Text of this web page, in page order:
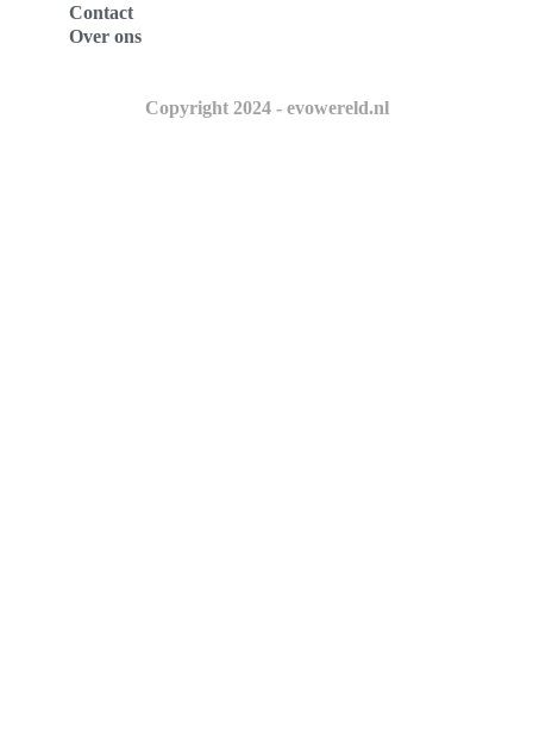
Contact
Over ons
Copyright 2024 - evowereld.nl